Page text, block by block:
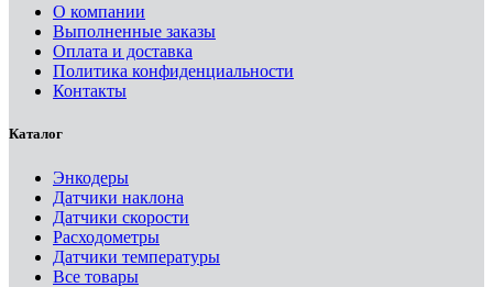
О компании
Выполненные заказы
Оплата и доставка
Политика конфиденциальности
Контакты
Каталог
Энкодеры
Датчики наклона
Датчики скорости
Расходометры
Датчики температуры
Все товары